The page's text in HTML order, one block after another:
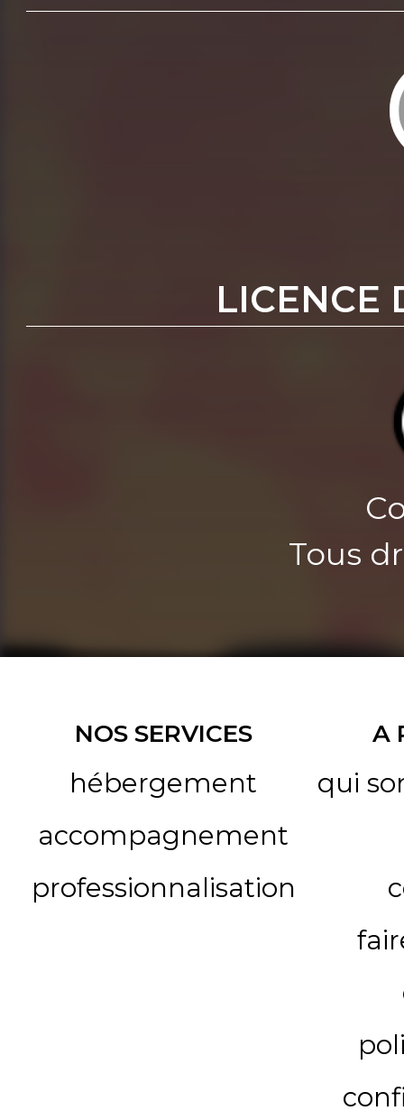
LICENCE
Tous
NOS SERVICES
hébergement
accompagnement
professionnalisation
A
qui